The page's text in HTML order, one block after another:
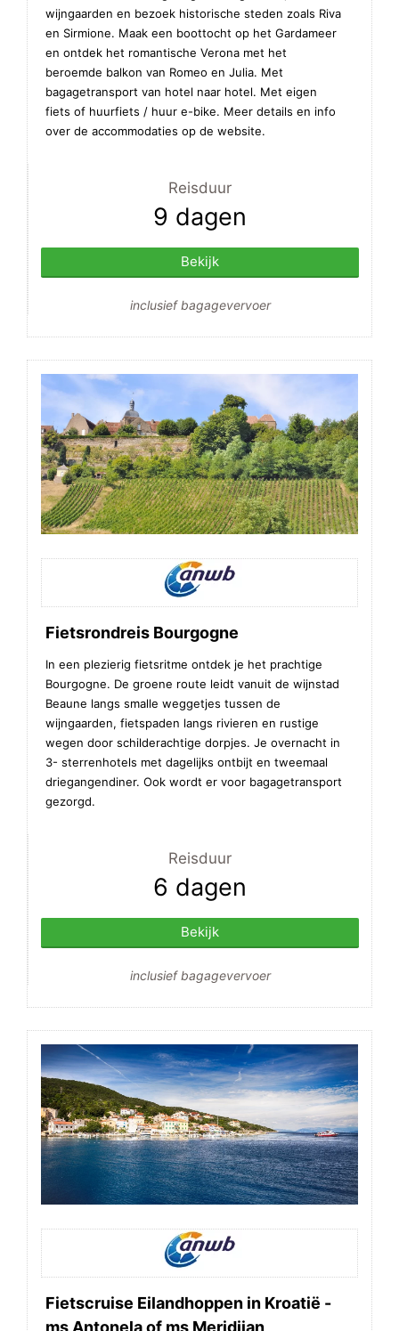
wijngaarden en bezoek historische steden zoals Riva
en Sirmione. Maak een boottocht op het Gardameer
en ontdek het romantische Verona met het
beroemde balkon van Romeo en Julia. Met
bagagetransport van hotel naar hotel. Met eigen
fiets of huurfiets / huur e-bike. Meer details en info
over de accommodaties op de website.
Reisduur
9 dagen
Bekijk
inclusief bagagevervoer
Fietsrondreis Bourgogne
In een plezierig fietsritme ontdek je het prachtige
Bourgogne. De groene route leidt vanuit de wijnstad
Beaune langs smalle weggetjes tussen de
wijngaarden, fietspaden langs rivieren en rustige
wegen door schilderachtige dorpjes. Je overnacht in
3- sterrenhotels met dagelijks ontbijt en tweemaal
driegangendiner. Ook wordt er voor bagagetransport
gezorgd.
Reisduur
6 dagen
Bekijk
inclusief bagagevervoer
Fietscruise Eilandhoppen in Kroatië -
ms Antonela of ms Meridijan